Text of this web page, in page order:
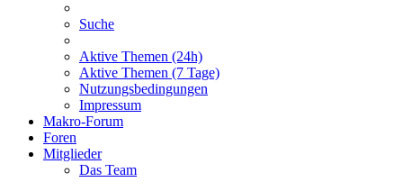
Suche
Aktive Themen (24h)
Aktive Themen (7 Tage)
Nutzungsbedingungen
Impressum
Makro-Forum
Foren
Mitglieder
Das Team